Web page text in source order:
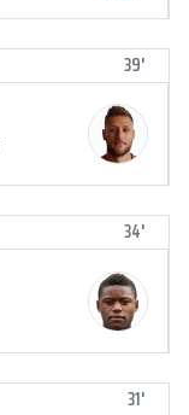
39'
34'
31'